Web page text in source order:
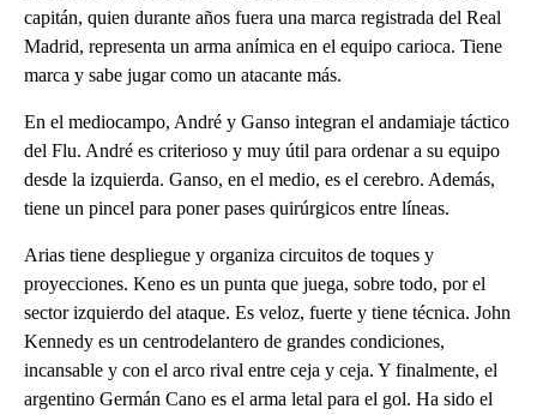
capitán, quien durante años fuera una marca registrada del Real
Madrid, representa un arma anímica en el equipo carioca. Tiene
marca y sabe jugar como un atacante más.
En el mediocampo, André y Ganso integran el andamiaje táctico
del Flu. André es criterioso y muy útil para ordenar a su equipo
desde la izquierda. Ganso, en el medio, es el cerebro. Además,
tiene un pincel para poner pases quirúrgicos entre líneas.
Arias tiene despliegue y organiza circuitos de toques y
proyecciones. Keno es un punta que juega, sobre todo, por el
sector izquierdo del ataque. Es veloz, fuerte y tiene técnica. John
Kennedy es un centrodelantero de grandes condiciones,
incansable y con el arco rival entre ceja y ceja. Y finalmente, el
argentino Germán Cano es el arma letal para el gol. Ha sido el